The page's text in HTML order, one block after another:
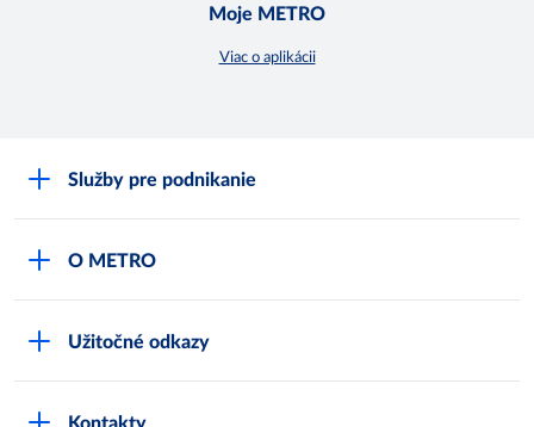
Moje METRO
Viac o aplikácii
Služby pre podnikanie
Track & trace
O METRO
Užitočné odkazy